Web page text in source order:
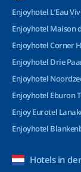
Enjoyhotel L’Eau
Enjoyhotel Maison
Enjoyhotel Corner
Enjoyhotel Drie
Enjoyhotel
Enjoyhotel Eburon
Enjoy Eurotel
Enjoyhotel
Hotels in